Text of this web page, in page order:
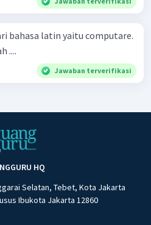
bahasa latin yaitu computare.
....
Jawaban terverifikasi
HQ
Selatan, Tebet, Kota Jakarta
Ibukota Jakarta 12860